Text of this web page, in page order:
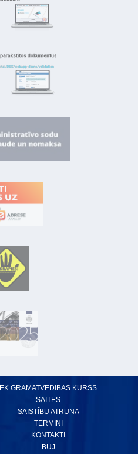
EK GRĀMATVEDĪBAS KURSS
SAITES
SAISTĪBU ATRUNA
TERMINI
KONTAKTI
BUJ